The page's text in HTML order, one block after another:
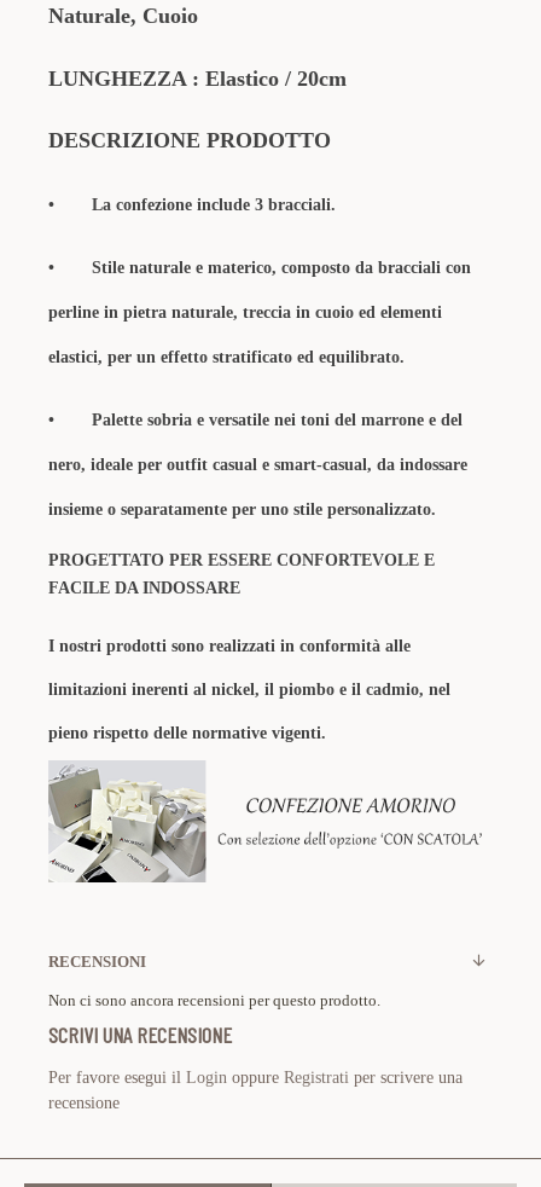
Naturale, Cuoio
LUNGHEZZA : Elastico / 20cm
DESCRIZIONE PRODOTTO
• La confezione include 3 bracciali.
• Stile naturale e materico, composto da bracciali con
perline in pietra naturale, treccia in cuoio ed elementi
elastici, per un effetto stratificato ed equilibrato.
• Palette sobria e versatile nei toni del marrone e del
nero, ideale per outfit casual e smart-casual, da indossare
insieme o separatamente per uno stile personalizzato.
PROGETTATO PER ESSERE CONFORTEVOLE E
FACILE DA INDOSSARE
I nostri prodotti sono realizzati in conformità alle
limitazioni inerenti al nickel, il piombo e il cadmio, nel
pieno rispetto delle normative vigenti.
RECENSIONI
Non ci sono ancora recensioni per questo prodotto.
SCRIVI UNA RECENSIONE
Per favore esegui il Login oppure Registrati per scrivere una
recensione